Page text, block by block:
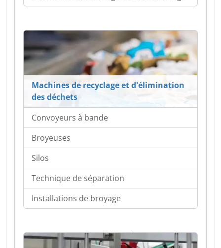
Machines de recyclage et d'élimination
des déchets
Convoyeurs à bande
Broyeuses
Silos
Technique de séparation
Installations de broyage